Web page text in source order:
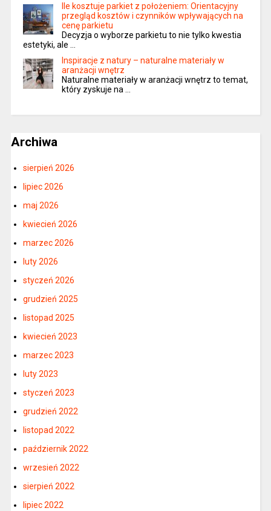
Ile kosztuje parkiet z położeniem: Orientacyjny
przegląd kosztów i czynników wpływających na
cenę parkietu
Decyzja o wyborze parkietu to nie tylko kwestia
estetyki, ale …
Inspiracje z natury – naturalne materiały w
aranżacji wnętrz
Naturalne materiały w aranżacji wnętrz to temat,
który zyskuje na …
Archiwa
sierpień 2026
lipiec 2026
maj 2026
kwiecień 2026
marzec 2026
luty 2026
styczeń 2026
grudzień 2025
listopad 2025
kwiecień 2023
marzec 2023
luty 2023
styczeń 2023
grudzień 2022
listopad 2022
październik 2022
wrzesień 2022
sierpień 2022
lipiec 2022